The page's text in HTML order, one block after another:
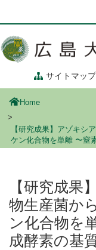
コ
ン
移
サイトマップ
Home
【研究成果】アゾキシ
ケン化合物を単離 〜窒
【研究成果
物生産菌か
ン化合物を
成酵素の基